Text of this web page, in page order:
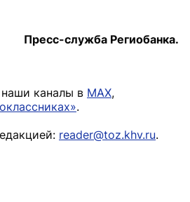
Пресс-служба Региобанка.
каналы в MAX,
.
reader@toz.khv.ru.